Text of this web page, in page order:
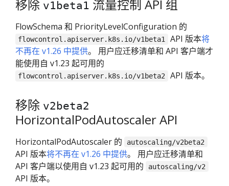
移除 v1beta1 流量控制 API 组
FlowSchema 和 PriorityLevelConfiguration 的
flowcontrol.apiserver.k8s.io/v1beta1 API 版本将
不再在 v1.26 中提供。 用户应迁移清单和 API 客户端才
能使用自 v1.23 起可用的
flowcontrol.apiserver.k8s.io/v1beta2 API 版本。
移除 v2beta2
HorizontalPodAutoscaler API
HorizontalPodAutoscaler 的 autoscaling/v2beta2
API 版本将不再在 v1.26 中提供。 用户应迁移清单和
API 客户端以使用自 v1.23 起可用的
autoscaling/v2
API 版本。